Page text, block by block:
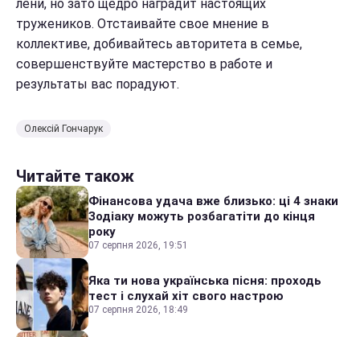
лени, но зато щедро наградит настоящих
тружеников. Отстаивайте свое мнение в
коллективе, добивайтесь авторитета в семье,
совершенствуйте мастерство в работе и
результаты вас порадуют.
Олексій Гончарук
Читайте також
Фінансова удача вже близько: ці 4 знаки
Зодіаку можуть розбагатіти до кінця
року
07 серпня 2026, 19:51
Яка ти нова українська пісня: проходь
тест і слухай хіт свого настрою
07 серпня 2026, 18:49